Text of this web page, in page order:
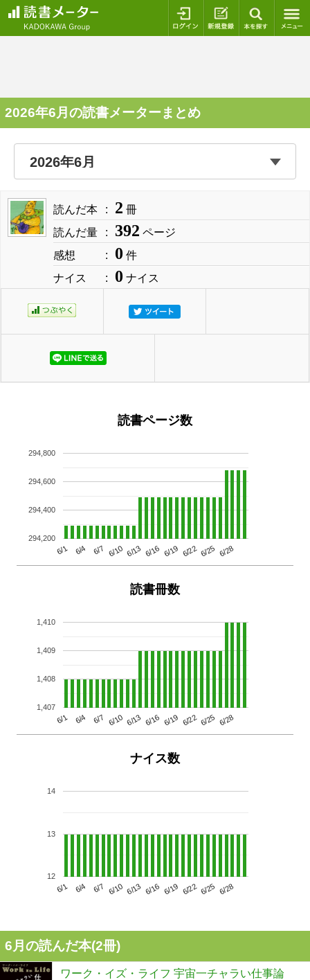
ログイン 新規登録
2026年6月の読書メーターまとめ
読んだ本 2 冊
読んだ量
392 ページ
感想
0 件
ナイス
0 ナイス
読書ページ数
6/1 6/4 6/7 6/10 6/13 6/16 6/19 6/22 6/25 6/28
294,200
294,400
294,600
294,800
読書冊数
6/1 6/4 6/7 6/10 6/13 6/16 6/19 6/22 6/25 6/28
1,407
1,408
1,409
1,410
ナイス数
6/1 6/4 6/7 6/10 6/13 6/16 6/19 6/22 6/25 6/28
12
13
14
6月の読んだ本(2冊)
ワーク・イズ・ライフ 宇宙一チャラい仕事論